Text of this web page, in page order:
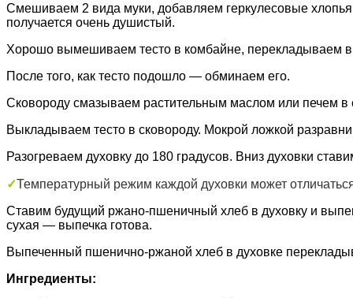
Смешиваем 2 вида муки, добавляем геркулесовые
получается очень душистый.
Хорошо вымешиваем тесто в комбайне, перекладываем
После того, как тесто подошло — обминаем его.
Сковороду смазываем растительным маслом или печем
Выкладываем тесто в сковороду. Мокрой ложкой
Разогреваем духовку до 180 градусов. Вниз духовки
✓Температурный режим каждой духовки может
Ставим будущий ржано-пшеничный хлеб в духовку и
сухая — выпечка готова.
Выпеченный пшенично-ржаной хлеб в духовке
Ингредиенты: